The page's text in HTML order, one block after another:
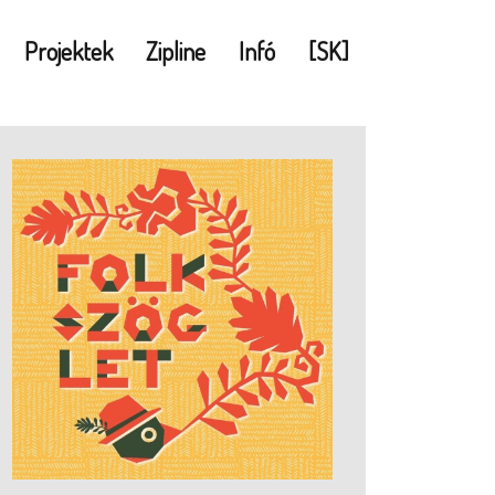
Projektek Zipline Infó [SK]